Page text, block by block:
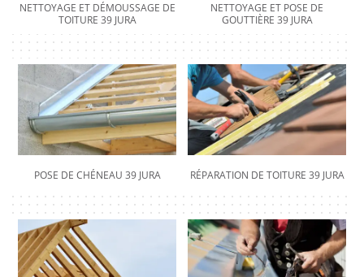
NETTOYAGE ET DÉMOUSSAGE DE
TOITURE 39 JURA
NETTOYAGE ET POSE DE
GOUTTIÈRE 39 JURA
POSE DE CHÉNEAU 39 JURA RÉPARATION DE TOITURE 39 JURA